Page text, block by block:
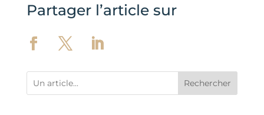
Partager l’article sur
Rechercher